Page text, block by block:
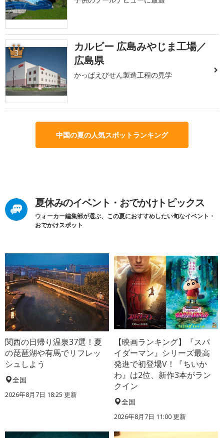
3
カルビー 広島みやじま工場／
広島県
かっぱえびせん製造工程の見学
中国の夏の人気スポットランキング
夏休みのイベント・おでかけトピックス
ウォーカー編集部が選ぶ、この夏におすすめしたい旬なイベント・
おでかけスポット
関西の日帰り温泉37選！夏
の琵琶湖や有馬でリフレッ
シュしよう
全国
2026年8月7日 18:25 更新
【映画ランキング】『スパ
イダーマン』シリーズ最高
発進で初登場V！『ちいか
わ』は2位、新作3本がラン
クイン
全国
2026年8月7日 11:00更新